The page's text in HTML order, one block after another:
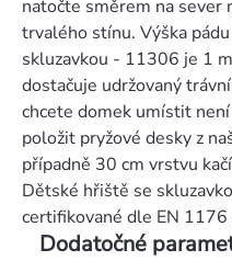
natočte směrem na
trvalého stínu. Výška
skluzavkou - 11306 je 1
dostačuje udržovaný
chcete domek umístit
položit pryžové desky z
případně 30 cm vrstvu
Dětské hřiště se
certifikované dle EN
Dodatočné